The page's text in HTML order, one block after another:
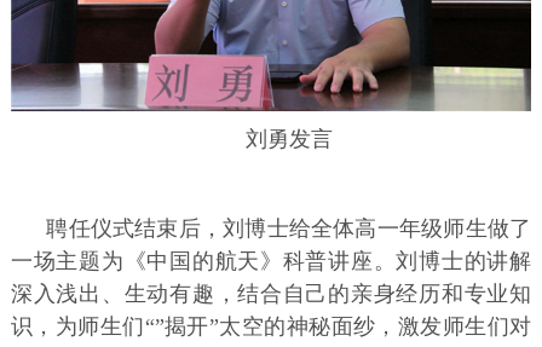
刘勇发言
聘任仪式结束后，刘博士给全体高一年级师生做了
一场主题为《中国的航天》科普讲座。刘博士的讲解
深入浅出、生动有趣，结合自己的亲身经历和专业知
识，为师生们“”揭开”太空的神秘面纱，激发师生们对